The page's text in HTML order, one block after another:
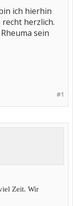
ich hierhin
herzlich.
sein
#1
Zeit. Wir